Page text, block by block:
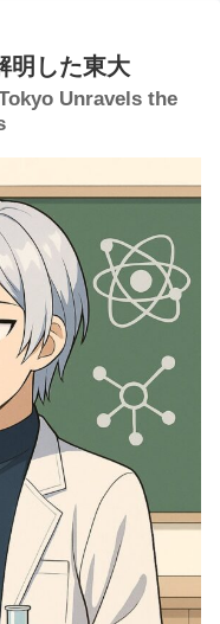
明した東大
Unravels the